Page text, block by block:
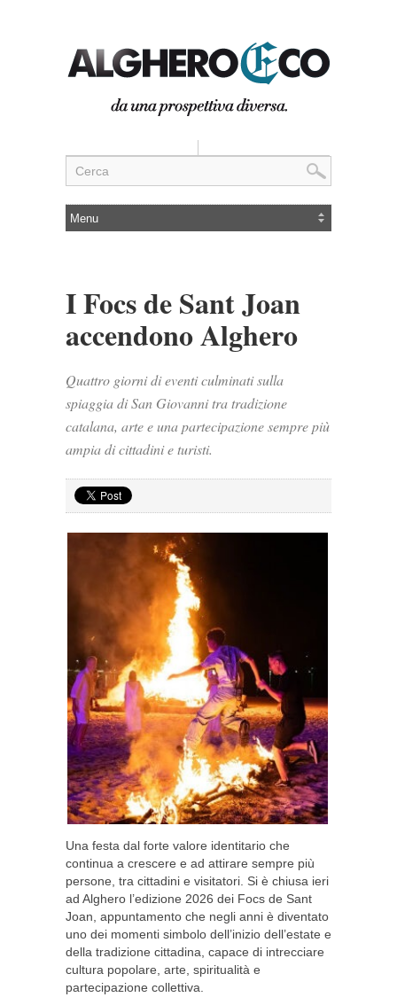
I Focs de Sant Joan
accendono Alghero
Quattro giorni di eventi culminati sulla
spiaggia di San Giovanni tra tradizione
catalana, arte e una partecipazione sempre più
ampia di cittadini e turisti.
Una festa dal forte valore identitario che
continua a crescere e ad attirare sempre più
persone, tra cittadini e visitatori. Si è chiusa ieri
ad Alghero l’edizione 2026 dei Focs de Sant
Joan, appuntamento che negli anni è diventato
uno dei momenti simbolo dell’inizio dell’estate e
della tradizione cittadina, capace di intrecciare
cultura popolare, arte, spiritualità e
partecipazione collettiva.